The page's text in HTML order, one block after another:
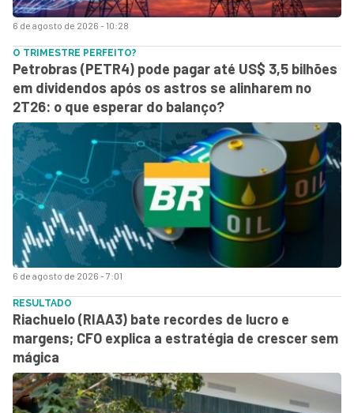
6 de agosto de 2026 - 10:28
6 de agosto de 2026 - 7:01
O TRIMESTRE PERFEITO?
Petrobras (PETR4) pode pagar até US$ 3,5 bilhões
em dividendos após os astros se alinharem no
2T26: o que esperar do balanço?
RESULTADO
Riachuelo (RIAA3) bate recordes de lucro e
margens; CFO explica a estratégia de crescer sem
mágica